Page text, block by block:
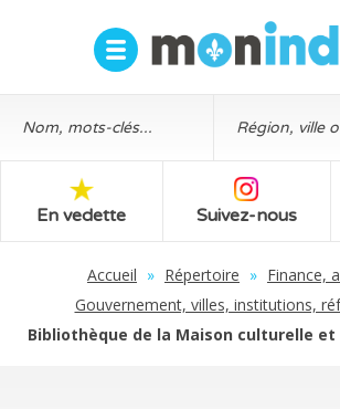
En vedette Suivez-nous
Accueil » Répertoire » Finance,
Gouvernement, villes, institutions,
Bibliothèque de la Maison culturelle